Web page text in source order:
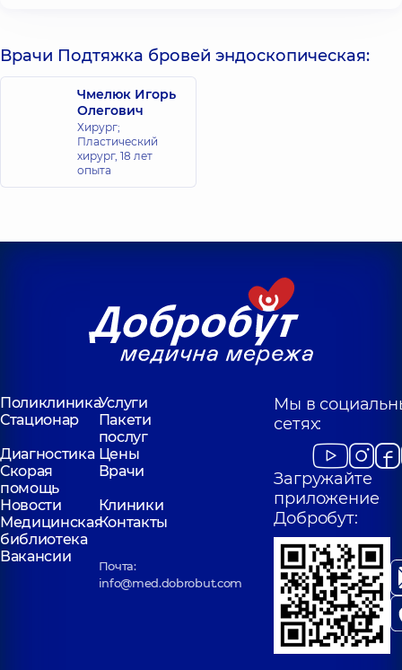
Врачи Подтяжка бровей эндоскопическая:
Чмелюк Игорь
Олегович
Хирург;
Пластический
хирург, 18 лет
опыта
ПоликлиникаУслуги
Стационар
Пакети
послуг
Диагностика Цены
Скорая
помощь
Врачи
Новости
Клиники
Медицинская
библиотека
Контакты
Вакансии
Почта:
info@med.dobrobut.com
Мы в
сетях:
Загружайте
приложение
Добробут: